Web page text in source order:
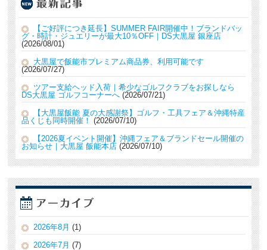
【ご好評につき延長】SUMMER FAIR開催中！ブランドバッ
グ・時計・ジュエリーが最大10％OFF｜DS大黒屋 銀座店
2026/08/01
大黒屋で飯能市プレミアム商品券、利用可能です
2026/07/27
ツアー支給ヘッド入荷｜希少なゴルフクラブをお探しなら
DS大黒屋 ゴルフコーナーへ 2026/07/21
【大黒屋飯能 夏の大感謝祭】ゴルフ・工具フェア＆沖縄特産
品くじも同時開催！
2026/07/10
【2026夏イベント開催】沖縄フェア＆ブランドセール開催の
お知らせ｜大黒屋 飯能本店 2026/07/10
2026年8月 (1)
2026年7月 (7)